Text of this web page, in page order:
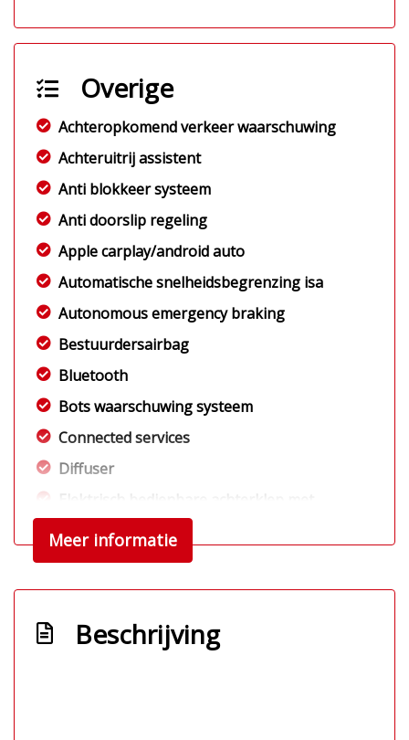
Overige
Achteropkomend verkeer waarschuwing
Achteruitrij assistent
Anti blokkeer systeem
Anti doorslip regeling
Apple carplay/android auto
Automatische snelheidsbegrenzing isa
Autonomous emergency braking
Bestuurdersairbag
Bluetooth
Bots waarschuwing systeem
Connected services
Diffuser
sensorsturing
Elektronisch stabiliteits programma
Hoofd airbag(s) achter
Meer informatie
Beschrijving